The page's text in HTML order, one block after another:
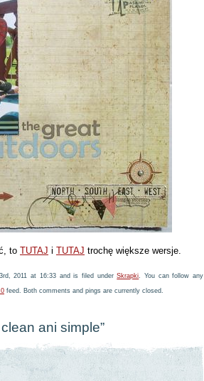
to TUTAJ i TUTAJ trochę większe wersje.
2011 at 16:33 and is filed underSkrapki. You can follow any
feed. Both comments and pings are currently closed.
ani simple”